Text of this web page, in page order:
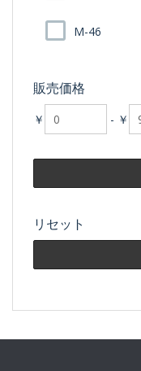
M-46
販売価格
￥ - ￥
リセット